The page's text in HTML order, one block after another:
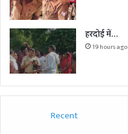
हरदोई में…
19 hours ago
Recent